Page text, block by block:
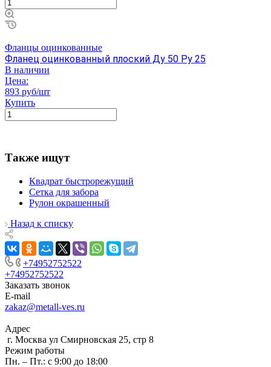
Фланцы оцинкованные
Фланец оцинкованный плоский Ду 50 Ру 25
В наличии
Цена:
893 руб/шт
Купить
Также ищут
Квадрат быстрорежущий
Сетка для забора
Рулон окрашенный
Назад к списку
+74952752522
+74952752522
Заказать звонок
E-mail
zakaz@metall-ves.ru
Адрес
г. Москва ул Смирновская 25, стр 8
Режим работы
Пн. – Пт.: с 9:00 до 18:00